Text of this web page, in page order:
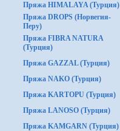
Пряжа HIMALAYA (Турция)
Пряжа DROPS (Норвегия-
Перу)
Пряжа FIBRA NATURA
(Турция)
Пряжа GAZZAL (Турция)
Пряжа NAKO (Турция)
Пряжа KARTOPU (Турция)
Пряжа LANOSO (Турция)
Пряжа KAMGARN (Турция)